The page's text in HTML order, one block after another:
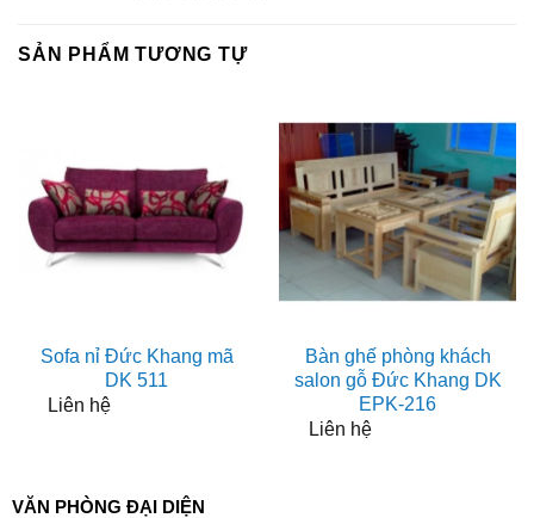
SẢN PHẨM TƯƠNG TỰ
Sofa nỉ Đức Khang mã
DK 511
Liên hệ
Bàn ghế phòng khách
salon gỗ Đức Khang DK
EPK-216
Liên hệ
VĂN PHÒNG ĐẠI DIỆN